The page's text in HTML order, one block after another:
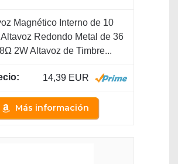
Magnético Interno de 10
Redondo Metal de 36
2W Altavoz de Timbre...
14,39 EUR
Más información